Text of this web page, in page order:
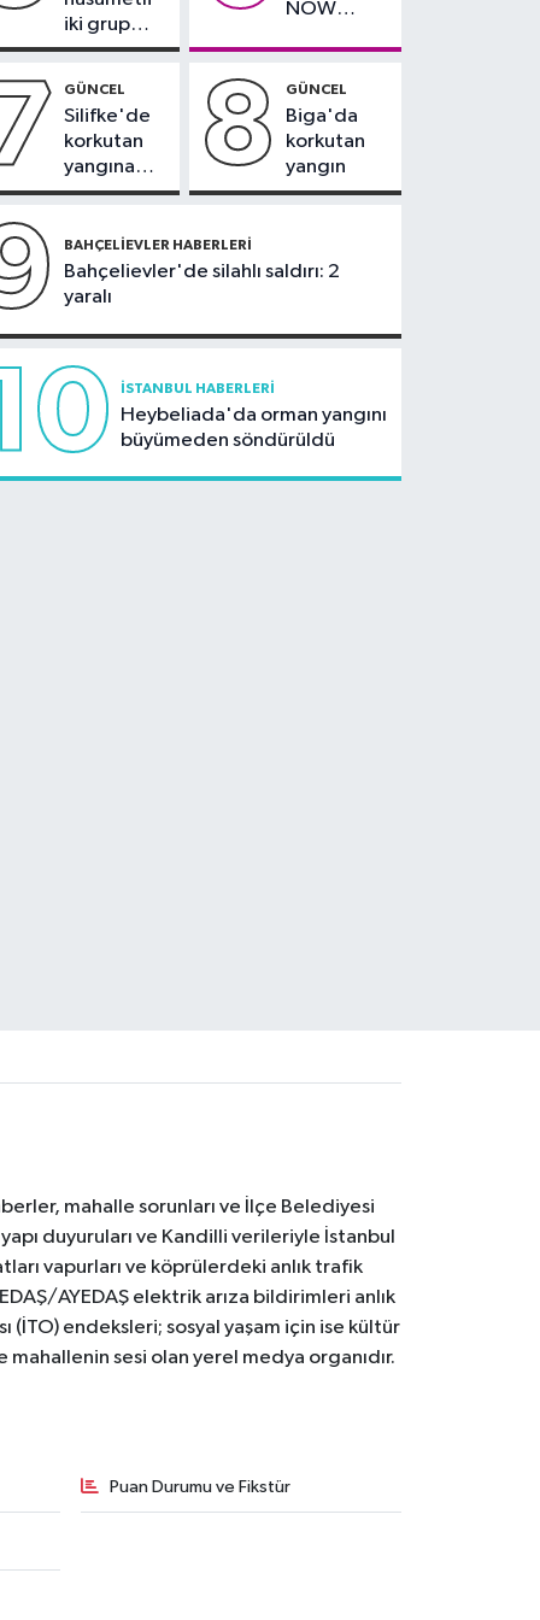
iki grup
arasında
kavga
NOW
duyurdu
GÜNCEL
Silifke'de
korkutan
yangına
havadan ve
müdahale
8 GÜNCEL
Biga'da
korkutan
yangın
BAHÇELIEVLER HABERLERI
Bahçelievler'de silahlı saldırı: 2
yaralı
İSTANBUL HABERLERI
Heybeliada'da orman yangını
büyümeden söndürüldü
mahalle sorunları ve İlçe Belediyesi
duyuruları ve Kandilli verileriyle İstanbul
vapurları ve köprülerdeki anlık trafik
AYEDAŞ elektrik arıza bildirimleri anlık
(İTO) endeksleri; sosyal yaşam için ise kültür
sesi olan yerel medya organıdır.
Puan Durumu ve Fikstür